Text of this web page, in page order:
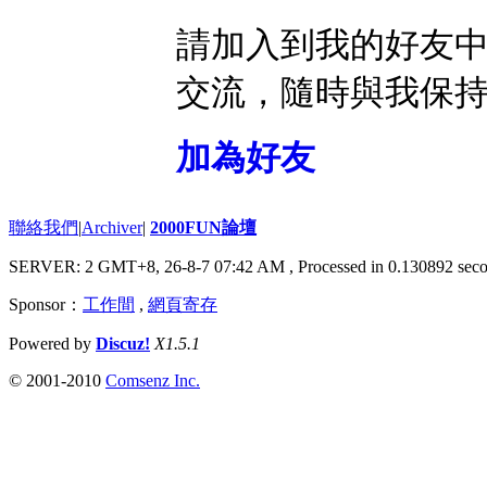
請加入到我的好友
交流，隨時與我保
加為好友
聯絡我們|Archiver| 2000FUN論壇
SERVER: 2 GMT+8, 26-8-7 07:42 AM , Processed in 0.130892
Sponsor： 工作間 , 網頁寄存
Powered by Discuz! X1.5.1
© 2001-2010 Comsenz Inc.